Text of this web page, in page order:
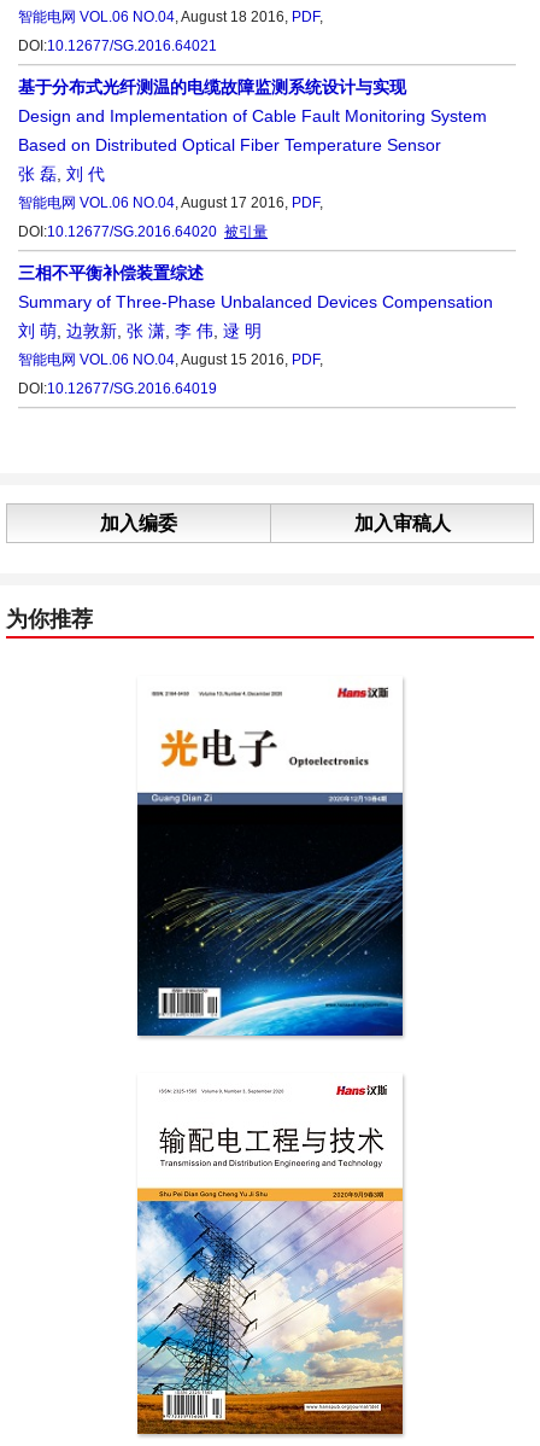
智能电网 VOL.06 NO.04, August 18 2016, PDF,
DOI:10.12677/SG.2016.64021
基于分布式光纤测温的电缆故障监测系统设计与实现
Design and Implementation of Cable Fault Monitoring System
Based on Distributed Optical Fiber Temperature Sensor
张 磊 刘 代
智能电网 VOL.06 NO.04, August 17 2016, PDF,
DOI:10.12677/SG.2016.64020 被引量
三相不平衡补偿装置综述
Summary of Three-Phase Unbalanced Devices Compensation
刘 萌 边敦新 张 潇 李 伟 逯 明
智能电网 VOL.06 NO.04, August 15 2016, PDF,
DOI:10.12677/SG.2016.64019
加入编委 加入审稿人
为你推荐